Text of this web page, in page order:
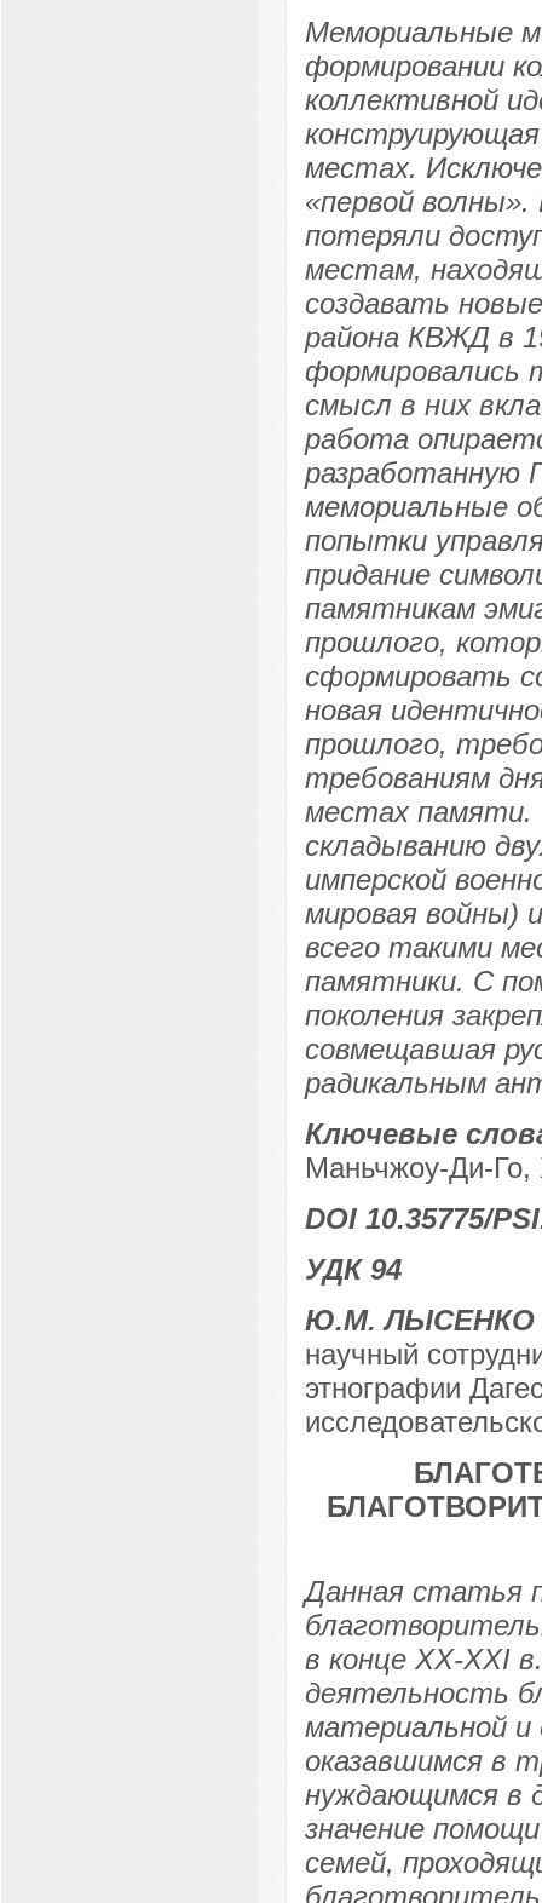
Мемориальные
формировании
коллективной
местах.
«первой
потеряли
местам,
создавать
района КВЖД в
формировались
смысл в них
работа
разработанную
мемориальные
попытки
придание
памятникам
прошлого,
сформировать
новая
прошлого,
требованиям
местах памяти.
складыванию
имперской
мировая войны)
всего такими
памятники. С
поколения
совмещавшая
радикальным
Ключевые
Маньчжоу-Ди-
DOI 10.35775/
УДК 94
Ю.М. ЛЫСЕНКО
научный
этнографии
Данная статья
в конце XX-XXI
деятельность
материальной и
оказавшимся в
нуждающимся в
значение
семей,